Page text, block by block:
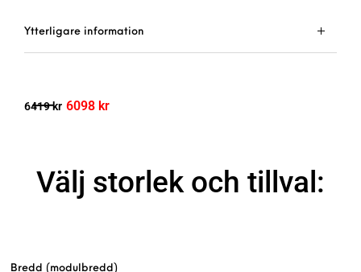
Ytterligare information
6419kr 6098 kr
Välj storlek och tillval:
Bredd (modulbredd)